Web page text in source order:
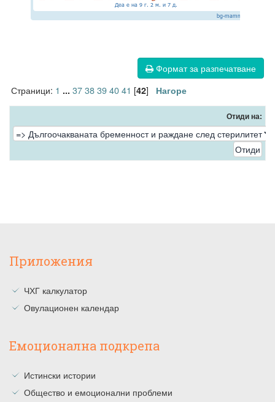
Формат за разпечатване
Страници: 1 ... 3738394041 [42] Нагоре
Отиди на:
Приложения
ЧХГ калкулатор
Овулационен календар
Емоционална подкрепа
Истински истории
Общество и емоционални проблеми